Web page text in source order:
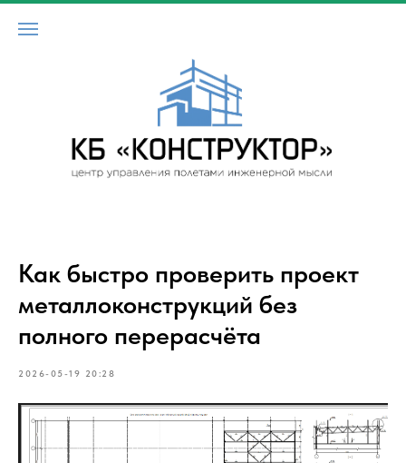
Как быстро проверить проект
металлоконструкций без
полного перерасчёта
2026-05-19 20:28